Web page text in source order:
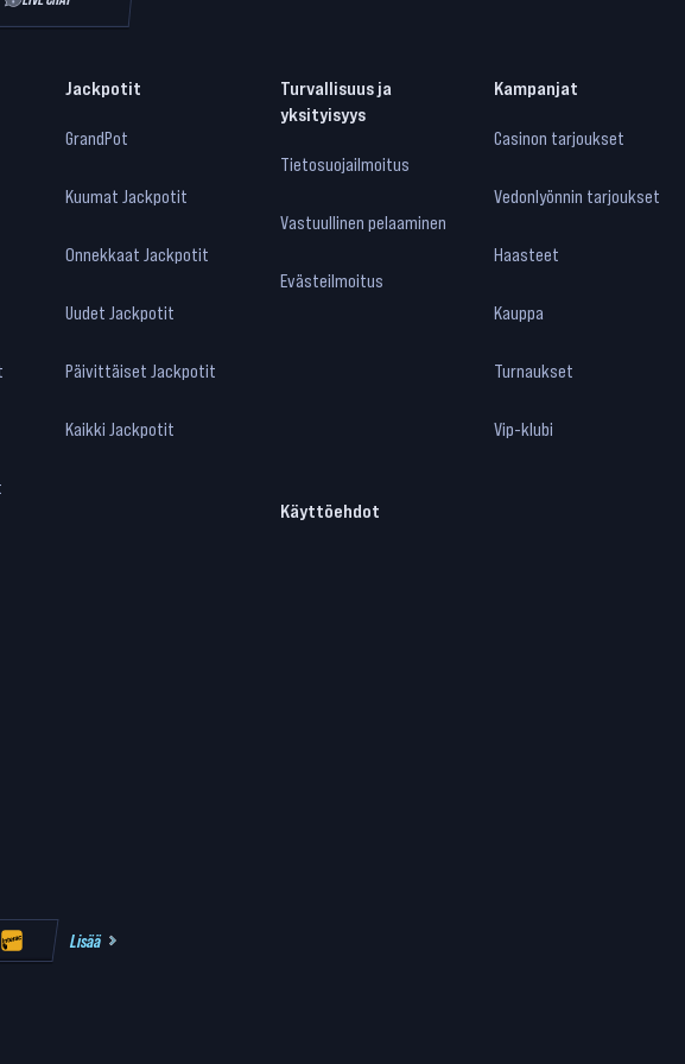
Jackpotit
GrandPot
Kuumat Jackpotit
Onnekkaat Jackpotit
Uudet Jackpotit
Päivittäiset Jackpotit
Kaikki Jackpotit
Turvallisuus ja
yksityisyys
Tietosuojailmoitus
Vastuullinen pelaaminen
Evästeilmoitus
Käyttöehdot
Kampanjat
Casinon tarjoukset
Vedonlyönnin tarjoukset
Haasteet
Kauppa
Turnaukset
Vip-klubi
Lisää